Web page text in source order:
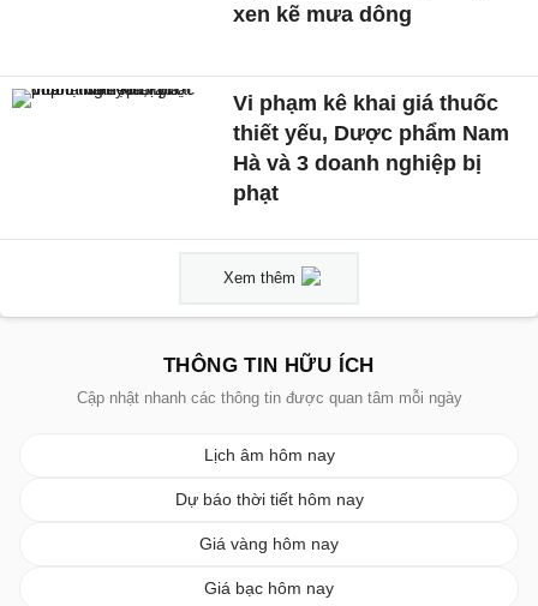
xen kẽ mưa dông
Vi phạm kê khai giá thuốc
thiết yếu, Dược phẩm Nam
Hà và 3 doanh nghiệp bị
phạt
Xem thêm
THÔNG TIN HỮU ÍCH
Cập nhật nhanh các thông tin được quan tâm mỗi ngày
Lịch âm hôm nay
Dự báo thời tiết hôm nay
Giá vàng hôm nay
Giá bạc hôm nay